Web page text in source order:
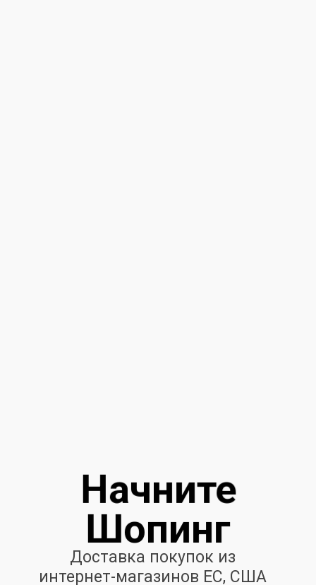
Доставка покупок из
интернет-магазинов ЕС, США
Начните
Шопинг